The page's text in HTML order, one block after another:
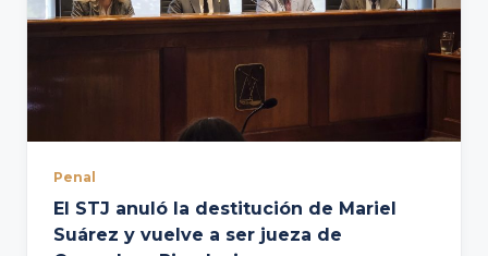
Penal
El STJ anuló la destitución de Mariel
Suárez y vuelve a ser jueza de